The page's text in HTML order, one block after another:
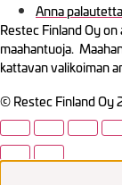
Anna palautetta
Restec Finland Oy
maahantuoja.
kattavan valikoiman
© Restec Finland Oy